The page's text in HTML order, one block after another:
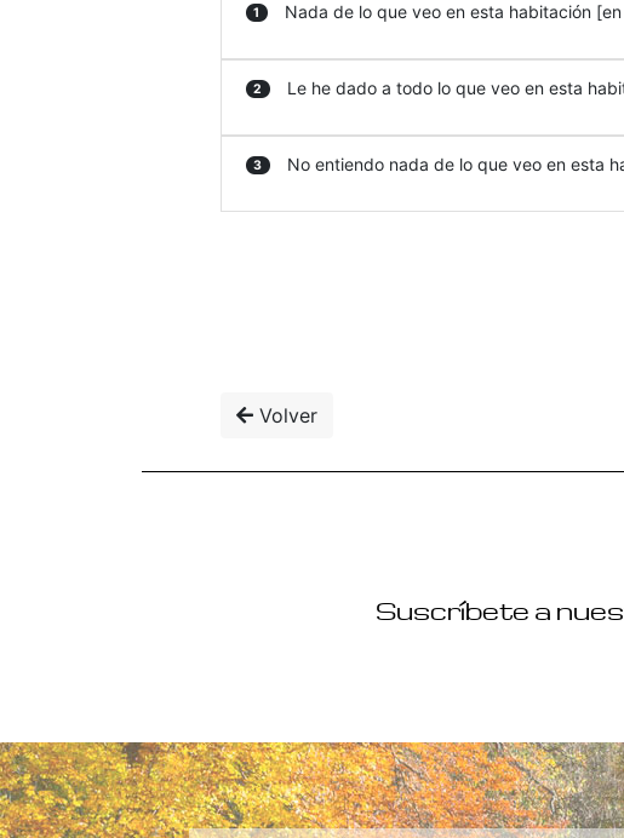
1 Nada de lo que veo en esta habitación
2 Le he dado a todo lo que veo en esta
3 No entiendo nada de lo que veo en esta
Volver
Suscríbete a